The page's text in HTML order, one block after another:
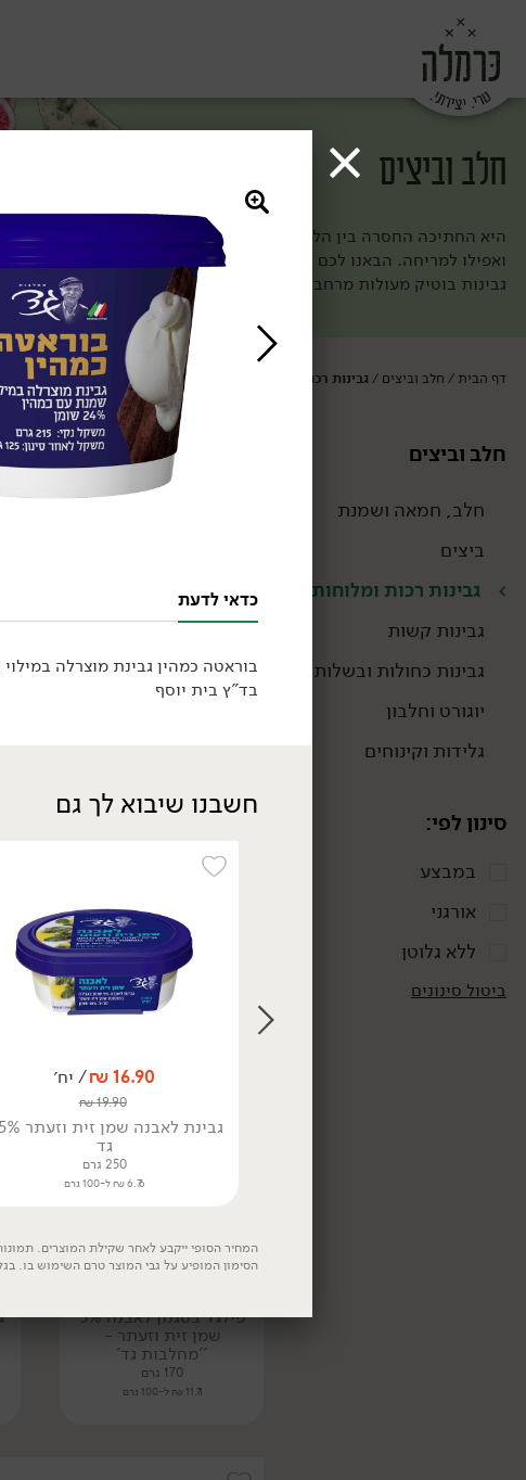
חלב וביצים
היא החתיכה החסרה בין הלחם לירקות (וגם הולכת מעולה עם פרי
ואפילו למריחה. הבאנו לכם את מיטב הגבינות ומוצרי החלב מחוות
גבינות בוטיק מעולות מרחבי העולם. ככה אף פעם לא תחסר לכם חתיכה :)
דף הבית / חלב וביצים /גבינות רכות ומלוחות
חלב וביצים
חלב, חמאה ושמנת
ביצים
גבינות רכות ומלוחות
גבינות קשות
גבינות כחולות ובשלות
יוגורט וחלבון
גלידות וקינוחים
סינון לפי:
במבצע
אורגני
ללא גלוטן
ביטול סינונים
גבינות רכות
/ יח׳
גבינת מסקרפונה איטלקית
- 'גרנרולו'
250 גרם
טבעוני
פילגד בסגנון לאבנה 5%
שמן זית וזעתר -
''מחלבות גד'
170 גרם
11.71 ₪ ל-100 גרם
כדאי לדעת
בד"ץ בית יוסף
חשבנו שיבוא לך גם
16.90
₪/ יח׳
19.90
₪
גד
250 גרם
6.76 ₪ ל-100 גרם
המחיר הסופי ייקבע לאחר שקילת המוצרים.
הסימון המופיע על גבי המוצר טרם השימוש בו.